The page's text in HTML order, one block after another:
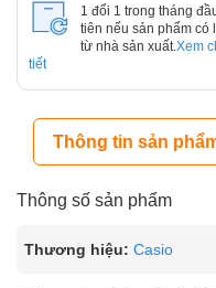
1 đổi 1 trong tháng
tiên nếu sản phẩm có
từ nhà sản xuất. Xem
tiết
Thông tin sản
Thông số sản phẩm
Thương hiệu: Casio